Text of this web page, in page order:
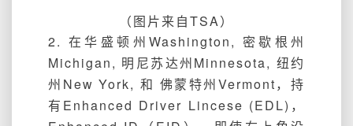
（图片来自TSA）
2. 在华盛顿州Washington, 密歇根州
Michigan, 明尼苏达州Minnesota, 纽约
州New York, 和 佛蒙特州Vermont，持
有Enhanced Driver Lincese (EDL)，